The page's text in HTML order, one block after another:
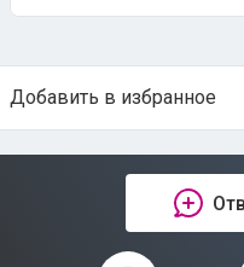
Добавить в избранное
Тема в избранном